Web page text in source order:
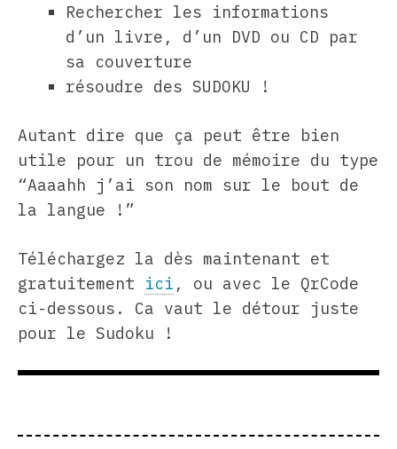
Rechercher les informations
d’un livre, d’un DVD ou CD par
sa couverture
résoudre des SUDOKU !
Autant dire que ça peut être bien
utile pour un trou de mémoire du type
“Aaaahh j’ai son nom sur le bout de
la langue !”
Téléchargez la dès maintenant et
gratuitement ici , ou avec le QrCode
ci-dessous. Ca vaut le détour juste
pour le Sudoku !